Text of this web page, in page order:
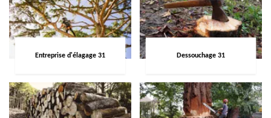
Entreprise d'élagage 31 Dessouchage 31